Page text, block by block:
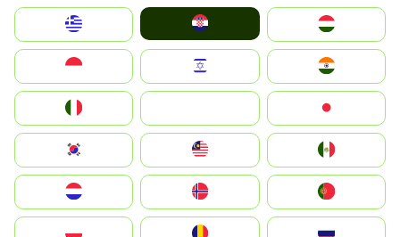
Magyarország
South Korea